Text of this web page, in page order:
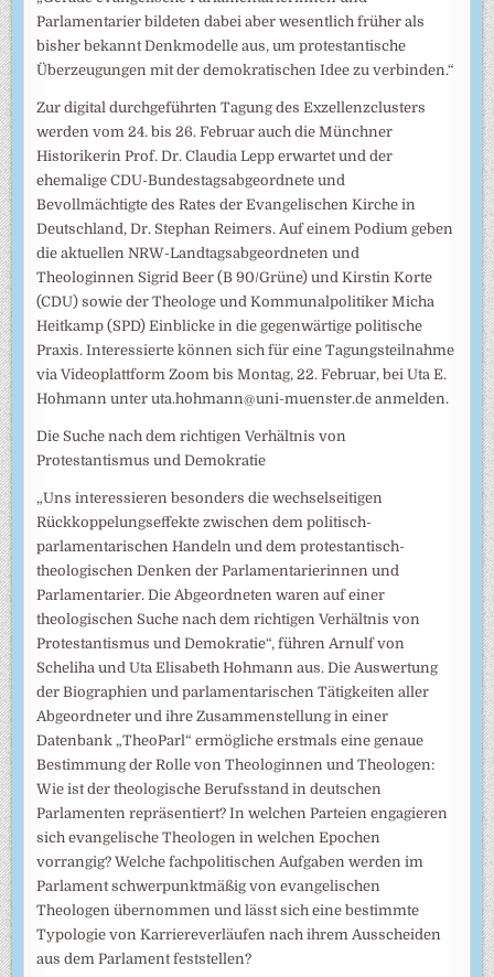
Parlamentarier bildeten dabei aber wesentlich früher als
bisher bekannt Denkmodelle aus, um protestantische
Überzeugungen mit der demokratischen Idee zu verbinden.“
Zur digital durchgeführten Tagung des Exzellenzclusters
werden vom 24. bis 26. Februar auch die Münchner
Historikerin Prof. Dr. Claudia Lepp erwartet und der
ehemalige CDU-Bundestagsabgeordnete und
Bevollmächtigte des Rates der Evangelischen Kirche in
Deutschland, Dr. Stephan Reimers. Auf einem Podium geben
die aktuellen NRW-Landtagsabgeordneten und
Theologinnen Sigrid Beer (B 90/Grüne) und Kirstin Korte
(CDU) sowie der Theologe und Kommunalpolitiker Micha
Heitkamp (SPD) Einblicke in die gegenwärtige politische
Praxis. Interessierte können sich für eine Tagungsteilnahme
via Videoplattform Zoom bis Montag, 22. Februar, bei Uta E.
Hohmann unter uta.hohmann@uni-muenster.de anmelden.
Die Suche nach dem richtigen Verhältnis von
Protestantismus und Demokratie
„Uns interessieren besonders die wechselseitigen
Rückkoppelungseffekte zwischen dem politisch-
parlamentarischen Handeln und dem protestantisch-
theologischen Denken der Parlamentarierinnen und
Parlamentarier. Die Abgeordneten waren auf einer
theologischen Suche nach dem richtigen Verhältnis von
Protestantismus und Demokratie“, führen Arnulf von
Scheliha und Uta Elisabeth Hohmann aus. Die Auswertung
der Biographien und parlamentarischen Tätigkeiten aller
Abgeordneter und ihre Zusammenstellung in einer
Datenbank „TheoParl“ ermögliche erstmals eine genaue
Bestimmung der Rolle von Theologinnen und Theologen:
Wie ist der theologische Berufsstand in deutschen
Parlamenten repräsentiert? In welchen Parteien engagieren
sich evangelische Theologen in welchen Epochen
vorrangig? Welche fachpolitischen Aufgaben werden im
Parlament schwerpunktmäßig von evangelischen
Theologen übernommen und lässt sich eine bestimmte
Typologie von Karriereverläufen nach ihrem Ausscheiden
aus dem Parlament feststellen?